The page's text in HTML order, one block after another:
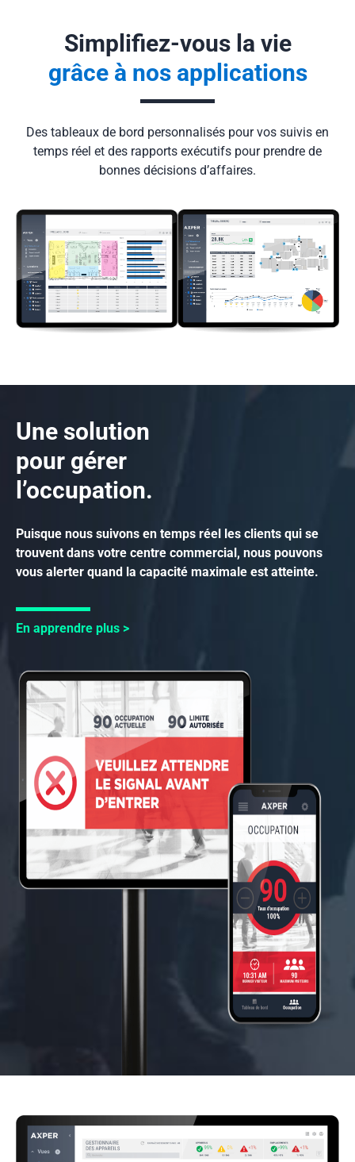
Simplifiez-vous la vie
grâce à nos applications
Des tableaux de bord personnalisés pour vos suivis en
temps réel et des rapports exécutifs pour prendre de
bonnes décisions d’affaires.
Une solution
pour gérer
l’occupation.
Puisque nous suivons en temps réel les clients qui se
trouvent dans votre centre commercial, nous pouvons
vous alerter quand la capacité maximale est atteinte.
En apprendre plus